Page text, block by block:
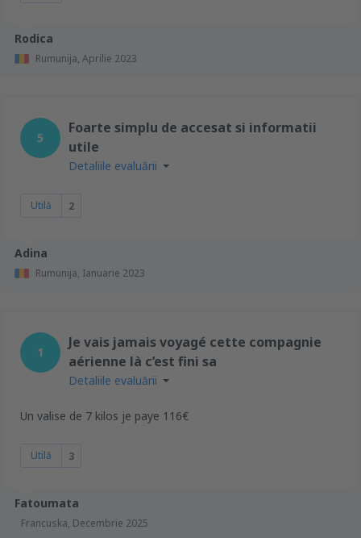
Rodica
Rumunija, Aprilie 2023
Adina
Rumunija, Ianuarie 2023
5
Foarte simplu de accesat si informatii
utile
Detaliile evaluării
Utilă 2
Fatoumata
Francuska, Decembrie 2025
1
Je vais jamais voyagé cette compagnie
aérienne là c’est fini sa
Detaliile evaluării
Un valise de 7 kilos je paye 116€
Utilă 3